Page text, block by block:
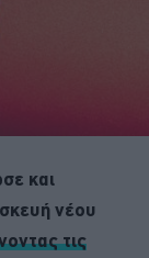
και
νέου
τις